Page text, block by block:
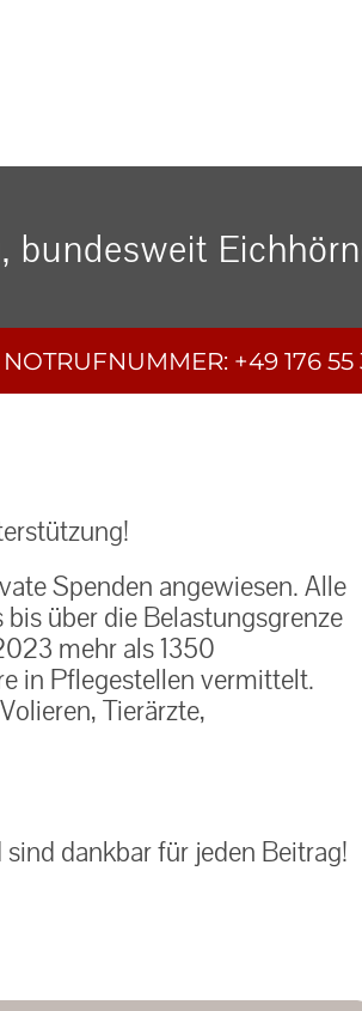
bundesweit
NOTRUFNUMMER: +49 176
Spenden angewiesen. Alle
über die Belastungsgrenze
mehr als 1350
in Pflegestellen vermittelt.
Tierärzte,
dankbar für jeden Beitrag!